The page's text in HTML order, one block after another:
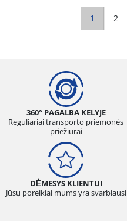
1 2
360° PAGALBA KELYJE
Reguliariai transporto priemonės
priežiūrai
DĖMESYS KLIENTUI
Jūsų poreikiai mums yra svarbiausi